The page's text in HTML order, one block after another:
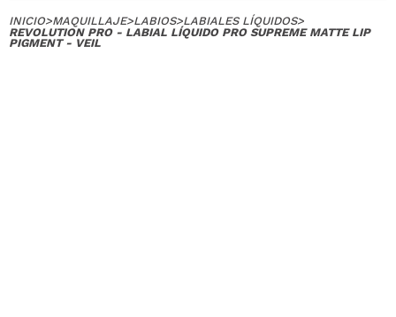
INICIO>MAQUILLAJE>LABIOS>LABIALES LÍQUIDOS>
REVOLUTION PRO - LABIAL LÍQUIDO PRO SUPREME MATTE LIP
PIGMENT - VEIL